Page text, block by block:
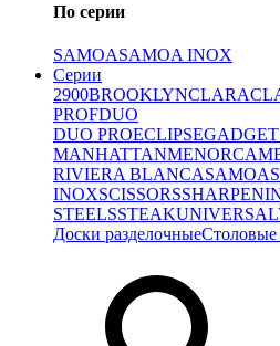
По серии
SAMOASAMOA INOX
Серии
2900BROOKLYNCLARA
PROFDUO
DUO PROECLIPSE
MANHATTANMENORCA
RIVIERA BLANCASAMOA
INOXSCISSORS
STEELSSTEAKUNIVERSAL
Доски разделочные